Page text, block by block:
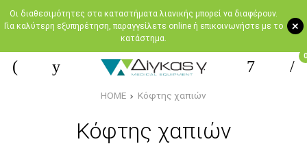
+
Oι διαθεσιμότητες στα καταστήματα λιανικής μπορεί να διαφέρουν.
Για καλύτερη εξυπηρέτηση, παραγγείλετε online ή επικοινωνήστε με το
κατάστημα.
0
HOME Κόφτης χαπιών
Κόφτης χαπιών